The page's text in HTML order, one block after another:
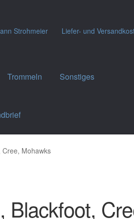
Strohmeier Liefer- und
Trommeln Sonstiges
Cree, Mohawks
Blackfoot,